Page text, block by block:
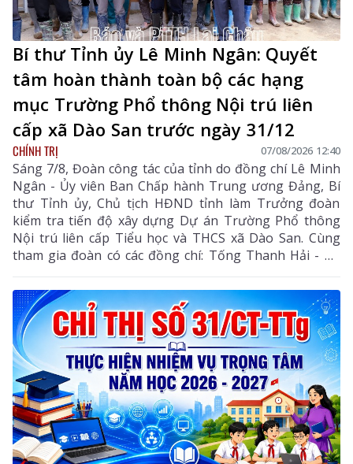
Bí thư Tỉnh ủy Lê Minh Ngân: Quyết
tâm hoàn thành toàn bộ các hạng
mục Trường Phổ thông Nội trú liên
cấp xã Dào San trước ngày 31/12
CHÍNH TRỊ 07/08/2026 12:40
Sáng 7/8, Đoàn công tác của tỉnh do đồng chí Lê Minh
Ngân - Ủy viên Ban Chấp hành Trung ương Đảng, Bí
thư Tỉnh ủy, Chủ tịch HĐND tỉnh làm Trưởng đoàn
kiểm tra tiến độ xây dựng Dự án Trường Phổ thông
Nội trú liên cấp Tiểu học và THCS xã Dào San. Cùng
tham gia đoàn có các đồng chí: Tống Thanh Hải - Uỷ
viên Ban Thường vụ Tỉnh ủy, Phó Chủ tịch Thường
trực UBND tỉnh; Lê Đức Dục - Ủy viên Ban Thường vụ,
Trưởng Ban Tuyên giáo và Dân vận Tỉnh ủy; lãnh đạo
một số sở, ngành liên quan và xã Dào San.